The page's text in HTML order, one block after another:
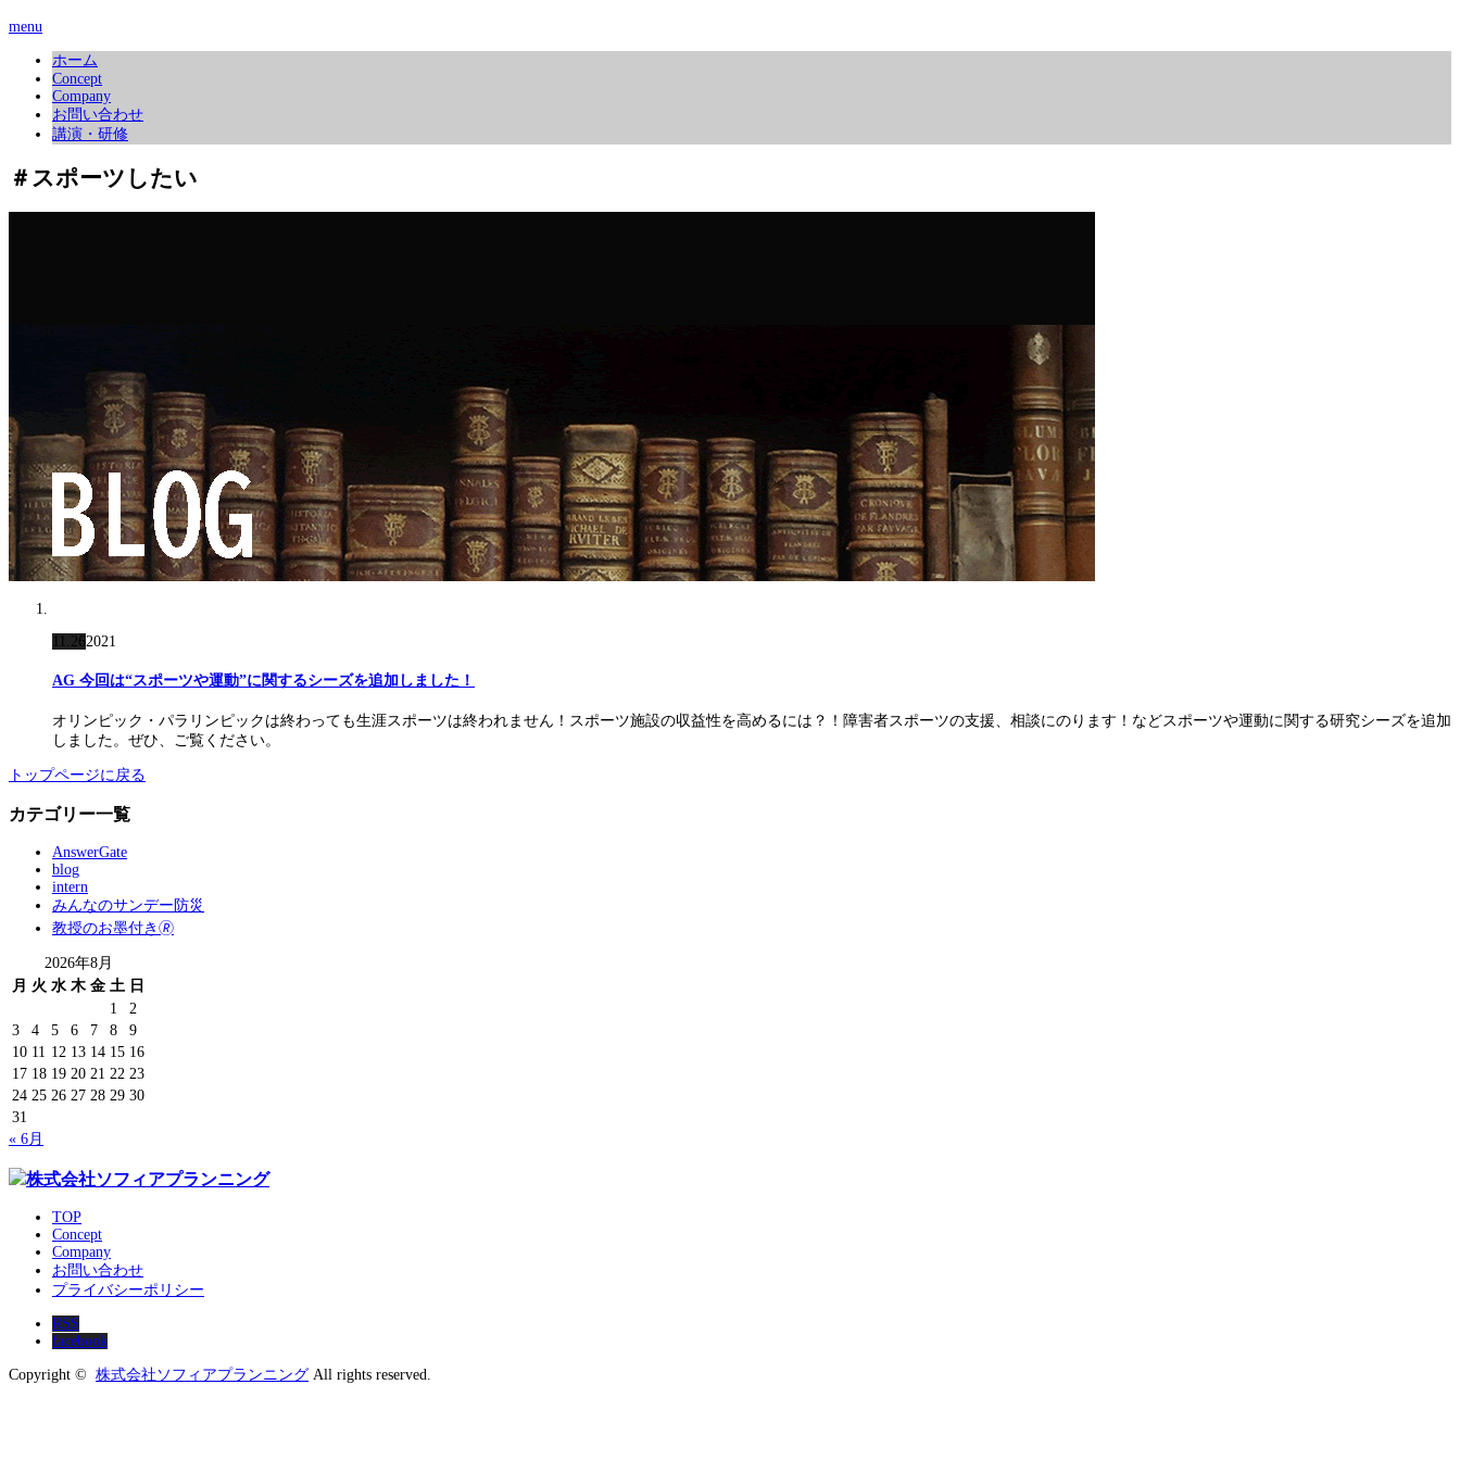
menu
ホーム
Concept
Company
お問い合わせ
講演・研修
＃スポーツしたい
11.262021
AG 今回は“スポーツや運動”に関するシーズを追加しました！
オリンピック・パラリンピックは終わっても生涯スポーツは終われません！スポーツ施設の収益性を高めるには？！障害者スポーツの支援、相談にのります！などスポーツや運動に関する研究シーズを追加
しました。ぜひ、ご覧ください。
トップページに戻る
カテゴリー一覧
AnswerGate
blog
intern
みんなのサンデー防災
教授のお墨付き🄬
2026年8月
月 火 水 木 金 土 日
1
2
3
4 5 6 7 8
9
10 11 12 13 14 15 16
17 18 19 20 21 22 23
24 25 26 27 28 29 30
31
« 6月
TOP
Concept
Company
お問い合わせ
プライバシーポリシー
RSS
facebook
Copyright © 株式会社ソフィアプランニング All rights reserved.